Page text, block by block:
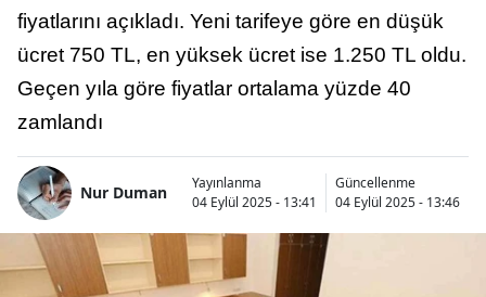
fiyatlarını açıkladı. Yeni tarifeye göre en düşük
ücret 750 TL, en yüksek ücret ise 1.250 TL oldu.
Geçen yıla göre fiyatlar ortalama yüzde 40
zamlandı
Nur Duman
Yayınlanma
04 Eylül 2025 - 13:41
Güncellenme
04 Eylül 2025 - 13:46